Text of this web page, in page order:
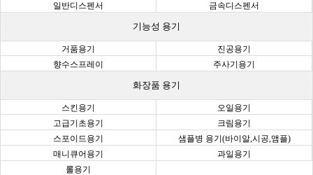
일반디스펜서
금속디스펜서
기능성 용기
거품용기
진공용기
향수스프레이
주사기용기
화장품 용기
스킨용기
오일용기
고급기초용기
크림용기
스포이드용기
샘플병 용기(바이알,시공,앰플)
매니큐어용기
과일용기
롤용기